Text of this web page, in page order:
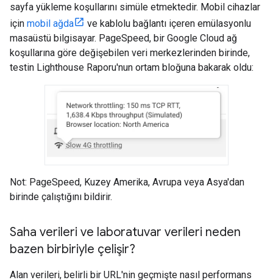
sayfa yükleme koşullarını simüle etmektedir. Mobil cihazlar
için mobil ağda
ve kablolu bağlantı içeren emülasyonlu
masaüstü bilgisayar. PageSpeed, bir Google Cloud ağ
koşullarına göre değişebilen veri merkezlerinden birinde,
testin Lighthouse Raporu'nun ortam bloğuna bakarak oldu:
Not: PageSpeed, Kuzey Amerika, Avrupa veya Asya'dan
birinde çalıştığını bildirir.
Saha verileri ve laboratuvar verileri neden
bazen birbiriyle çelişir?
Alan verileri, belirli bir URL'nin geçmişte nasıl performans